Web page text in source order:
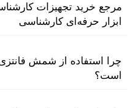
مرجع خرید تجهیزات
ابزار حرفه‌ای کارشناسی
چرا استفاده از شمش
است؟